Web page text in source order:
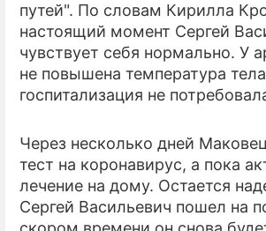
путей". По словам Кирилла
настоящий момент Сергей
чувствует себя нормально. У
не повышена температура
госпитализация не
Через несколько дней
тест на коронавирус, а пока
лечение на дому. Остается
Сергей Васильевич пошел на